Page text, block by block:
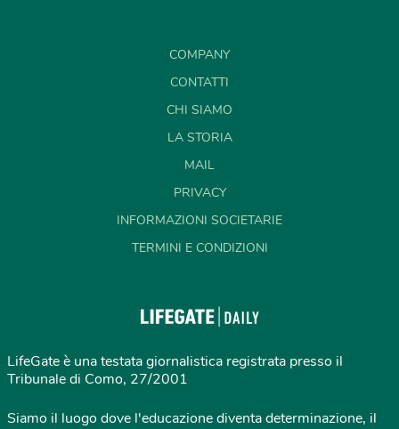
COMPANY
CONTATTI
CHI SIAMO
LA STORIA
MAIL
PRIVACY
INFORMAZIONI SOCIETARIE
TERMINI E CONDIZIONI
LifeGate è una testata giornalistica registrata presso il
Tribunale di Como, 27/2001
Siamo il luogo dove l'educazione diventa determinazione, il